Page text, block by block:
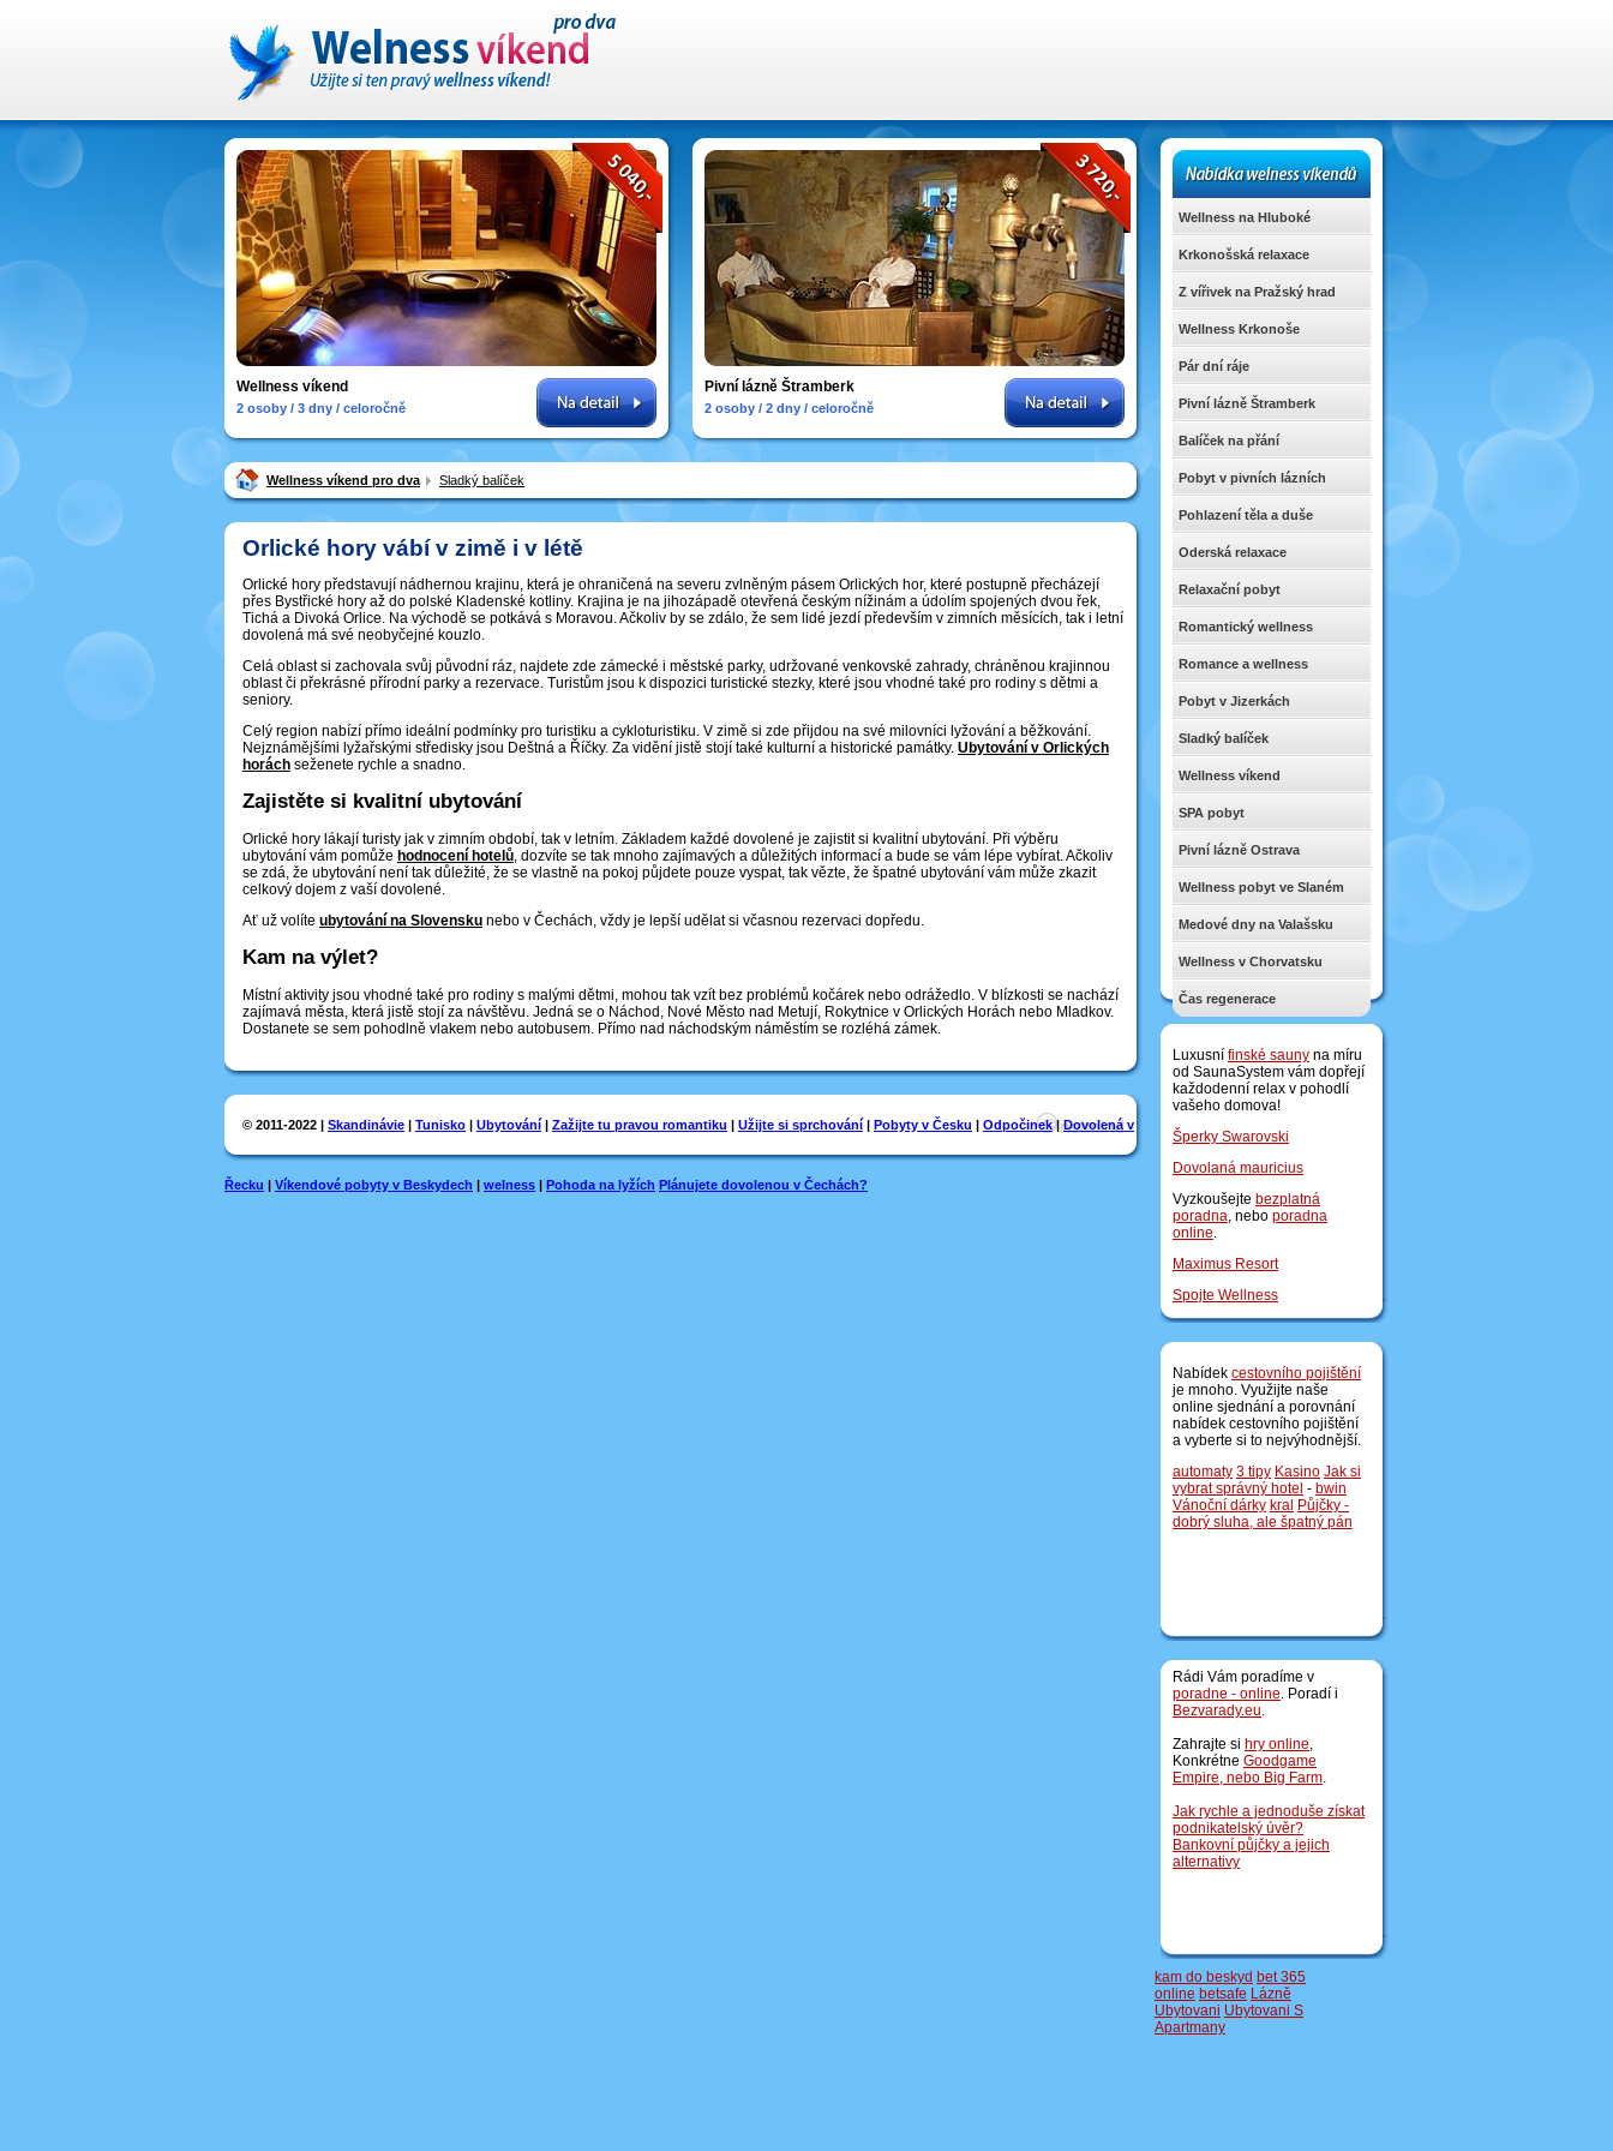
Wellness víkend
2 osoby / 3 dny / celoročně
Pivní lázně Štramberk
2 osoby / 2 dny / celoročně
Wellness víkend pro dva Sladký balíček
Orlické hory vábí v zimě i v létě
Orlické hory představují nádhernou krajinu, která je ohraničená na severu zvlněným pásem Orlických hor, které postupně přecházejí
přes Bystřické hory až do polské Kladenské kotliny. Krajina je na jihozápadě otevřená českým nížinám a údolím spojených dvou řek,
Tichá a Divoká Orlice. Na východě se potkává s Moravou. Ačkoliv by se zdálo, že sem lidé jezdí především v zimních měsících, tak i letní
dovolená má své neobyčejné kouzlo.
Celá oblast si zachovala svůj původní ráz, najdete zde zámecké i městské parky, udržované venkovské zahrady, chráněnou krajinnou
oblast či překrásné přírodní parky a rezervace. Turistům jsou k dispozici turistické stezky, které jsou vhodné také pro rodiny s dětmi a
seniory.
Celý region nabízí přímo ideální podmínky pro turistiku a cykloturistiku. V zimě si zde přijdou na své milovníci lyžování a běžkování.
Nejznámějšími lyžařskými středisky jsou Deštná a Říčky. Za vidění jistě stojí také kulturní a historické památky. Ubytování v Orlických
horách seženete rychle a snadno.
Zajistěte si kvalitní ubytování
Orlické hory lákají turisty jak v zimním období, tak v letním. Základem každé dovolené je zajistit si kvalitní ubytování. Při výběru
ubytování vám pomůže hodnocení hotelů, dozvíte se tak mnoho zajímavých a důležitých informací a bude se vám lépe vybírat. Ačkoliv
se zdá, že ubytování není tak důležité, že se vlastně na pokoj půjdete pouze vyspat, tak vězte, že špatné ubytování vám může zkazit
celkový dojem z vaší dovolené.
Ať už volíte ubytování na Slovensku nebo v Čechách, vždy je lepší udělat si včasnou rezervaci dopředu.
Kam na výlet?
Místní aktivity jsou vhodné také pro rodiny s malými dětmi, mohou tak vzít bez problémů kočárek nebo odrážedlo. V blízkosti se nachází
zajímavá města, která jistě stojí za návštěvu. Jedná se o Náchod, Nové Město nad Metují, Rokytnice v Orlických Horách nebo Mladkov.
Dostanete se sem pohodlně vlakem nebo autobusem. Přímo nad náchodským náměstím se rozléhá zámek.
© 2011-2022 | Skandinávie Tunisko Ubytování Zažijte tu pravou romantiku Užijte si sprchování Pobyty v Česku Odpočinek|Dovolená v
Řecku Víkendové pobyty v Beskydech welness Pohoda na lyžích Plánujete dovolenou v Čechách?
Wellness na Hluboké
Krkonošská relaxace
Z vířivek na Pražský hrad
Wellness Krkonoše
Pár dní ráje
Pivní lázně Štramberk
Balíček na přání
Pobyt v pivních lázních
Pohlazení těla a duše
Oderská relaxace
Relaxační pobyt
Romantický wellness
Romance a wellness
Pobyt v Jizerkách
Sladký balíček
Wellness víkend
SPA pobyt
Pivní lázně Ostrava
Wellness pobyt ve Slaném
Medové dny na Valašsku
Wellness v Chorvatsku
Čas regenerace
Luxusní finské sauny na míru
od SaunaSystem vám dopřejí
každodenní relax v pohodlí
vašeho domova!
Šperky Swarovski
Dovolaná mauricius
Vyzkoušejte bezplatná
poradna, nebo poradna
online.
Maximus Resort
Spojte Wellness
Nabídek cestovního pojištění
je mnoho. Využijte naše
online sjednání a porovnání
nabídek cestovního pojištění
a vyberte si to nejvýhodnější.
automaty 3 tipy Kasino Jak si
vybrat správný hotel - bwin
Vánoční dárky kral Půjčky -
dobrý sluha, ale špatný pán
Rádi Vám poradíme v
poradne - online. Poradí i
Bezvarady.eu.
Zahrajte si hry online,
Konkrétne Goodgame
Empire, nebo Big Farm.
Jak rychle a jednoduše získat
podnikatelský úvěr?
Bankovní půjčky a jejich
alternativy
kam do beskyd bet 365
online betsafe Lázně
Ubytovani Ubytovani S
Apartmany